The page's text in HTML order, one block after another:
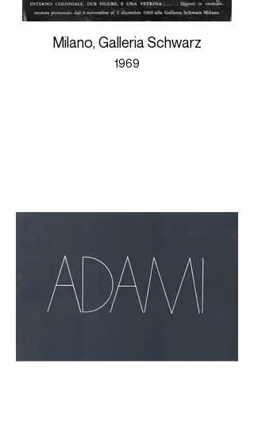
Milano, Galleria Schwarz
1969